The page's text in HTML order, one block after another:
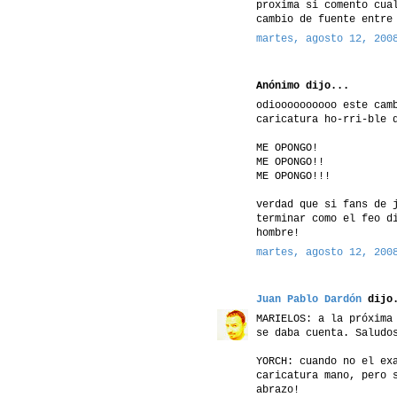
proxima si comento
cambio de fuente
martes, agosto 12,
Anónimo dijo...
odioooooooooo este
caricatura ho-rri-ble
ME OPONGO!
ME OPONGO!!
ME OPONGO!!!
verdad que si fans de
terminar como el
hombre!
martes, agosto 12,
Juan Pablo Dardón
MARIELOS: a la
se daba cuenta.
YORCH: cuando no el
caricatura mano, pero
abrazo!